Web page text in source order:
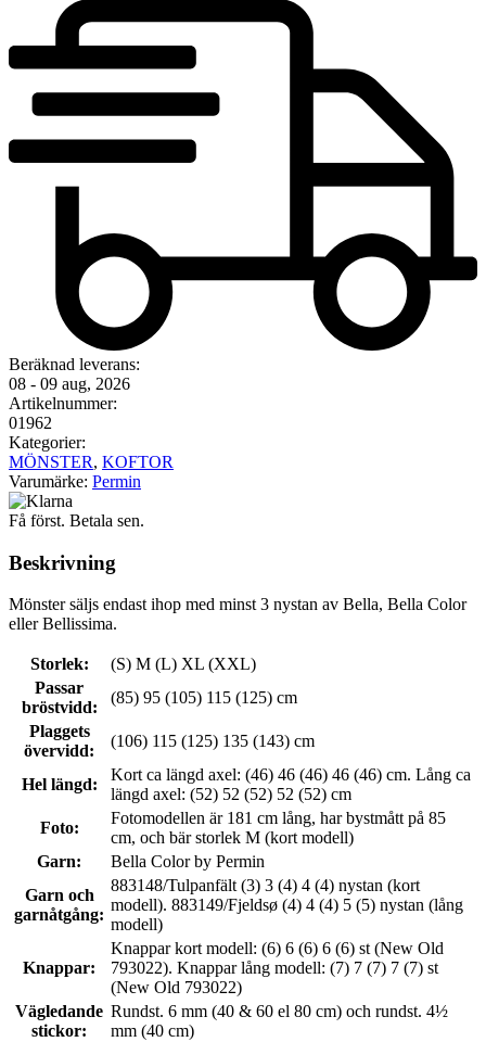
Beräknad leverans:
08 - 09 aug, 2026
Artikelnummer:
01962
Kategorier:
MÖNSTER, KOFTOR
Varumärke: Permin
Få först. Betala sen.
Beskrivning
Mönster säljs endast ihop med minst 3 nystan av Bella, Bella Color
eller Bellissima.
Storlek:
(S) M (L) XL (XXL)
Passar
bröstvidd:
(85) 95 (105) 115 (125) cm
Plaggets
övervidd:
(106) 115 (125) 135 (143) cm
Hel längd:
Kort ca längd axel: (46) 46 (46) 46 (46) cm. Lång ca
längd axel: (52) 52 (52) 52 (52) cm
Foto:
Fotomodellen är 181 cm lång, har bystmått på 85
cm, och bär storlek M (kort modell)
Garn:
Bella Color by Permin
Garn och
garnåtgång:
883148/Tulpanfält (3) 3 (4) 4 (4) nystan (kort
modell). 883149/Fjeldsø (4) 4 (4) 5 (5) nystan (lång
modell)
Knappar:
Knappar kort modell: (6) 6 (6) 6 (6) st (New Old
793022). Knappar lång modell: (7) 7 (7) 7 (7) st
(New Old 793022)
Vägledande
stickor:
Rundst. 6 mm (40 & 60 el 80 cm) och rundst. 4½
mm (40 cm)